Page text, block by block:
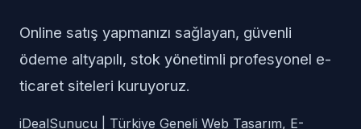
Online satış yapmanızı sağlayan, güvenli
ödeme altyapılı, stok yönetimli profesyonel e-
ticaret siteleri kuruyoruz.
iDealSunucu | Türkiye Geneli Web Tasarım, E-